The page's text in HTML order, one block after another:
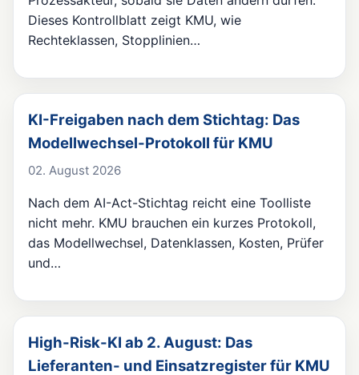
Dieses Kontrollblatt zeigt KMU, wie
Rechteklassen, Stopplinien…
KI-Freigaben nach dem Stichtag: Das
Modellwechsel-Protokoll für KMU
02. August 2026
Nach dem AI-Act-Stichtag reicht eine Toolliste
nicht mehr. KMU brauchen ein kurzes Protokoll,
das Modellwechsel, Datenklassen, Kosten, Prüfer
und…
High-Risk-KI ab 2. August: Das
Lieferanten- und Einsatzregister für KMU